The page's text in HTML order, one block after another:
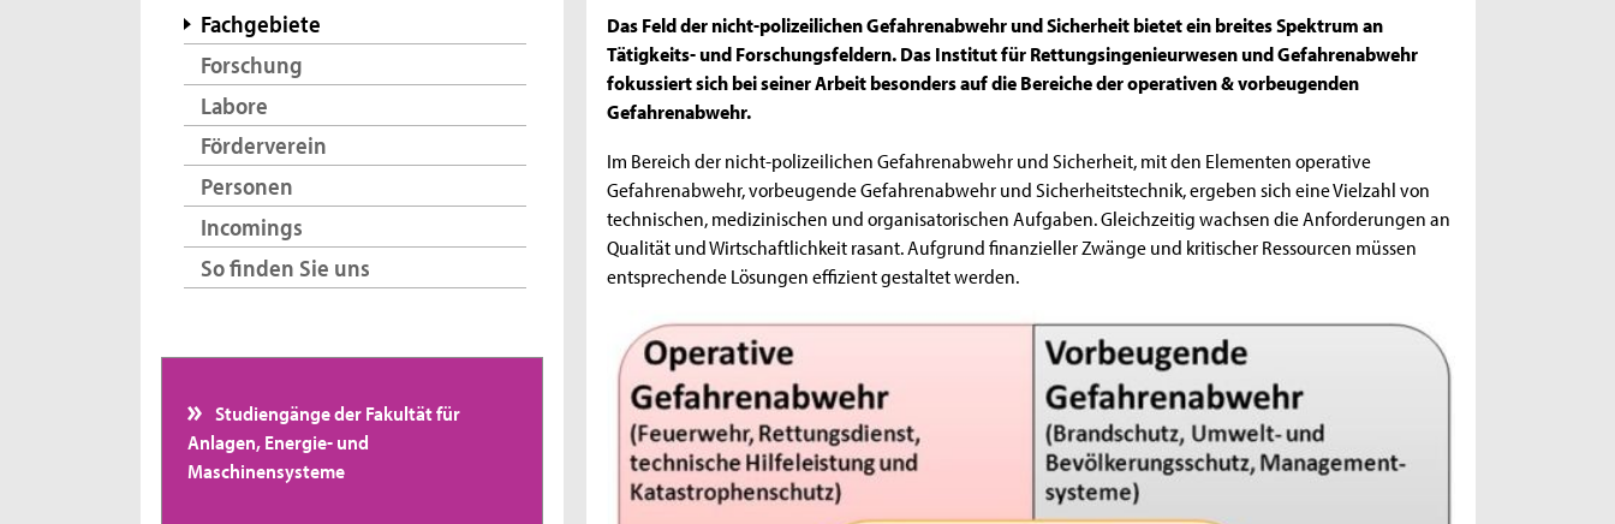
Fachgebiete
Forschung
Labore
Förderverein
Personen
Incomings
So finden Sie uns
Studiengänge der Fakultät für
Anlagen, Energie- und
Maschinensysteme
Das Feld der nicht-polizeilichen Gefahrenabwehr und Sicherheit bietet ein breites Spektrum an
Tätigkeits- und Forschungsfeldern. Das Institut für Rettungsingenieurwesen und Gefahrenabwehr
fokussiert sich bei seiner Arbeit besonders auf die Bereiche der operativen & vorbeugenden
Gefahrenabwehr.
Im Bereich der nicht-polizeilichen Gefahrenabwehr und Sicherheit, mit den Elementen operative
Gefahrenabwehr, vorbeugende Gefahrenabwehr und Sicherheitstechnik, ergeben sich eine Vielzahl von
technischen, medizinischen und organisatorischen Aufgaben. Gleichzeitig wachsen die Anforderungen an
Qualität und Wirtschaftlichkeit rasant. Aufgrund finanzieller Zwänge und kritischer Ressourcen müssen
entsprechende Lösungen effizient gestaltet werden.